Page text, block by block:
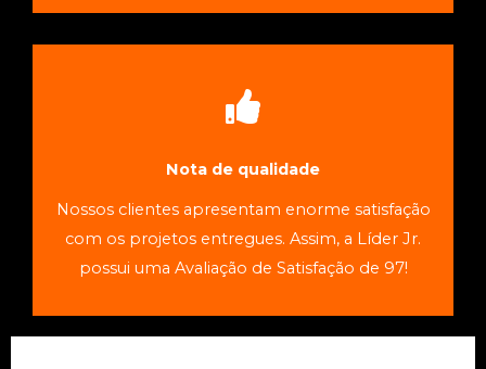
Nota de qualidade
Nossos clientes apresentam enorme satisfação
com os projetos entregues. Assim, a Líder Jr.
possui uma Avaliação de Satisfação de 97!
Conheça a Líder Jr.
Consultoria Empresarial especializada em
AGENDE UMA CONVERSA